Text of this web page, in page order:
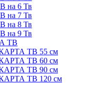
на 6 Тв
на 7 Тв
на 8 Тв
на 9 Тв
ТВ
ТВ 55 см
ТВ 60 см
ТВ 90 см
ТВ 120 см